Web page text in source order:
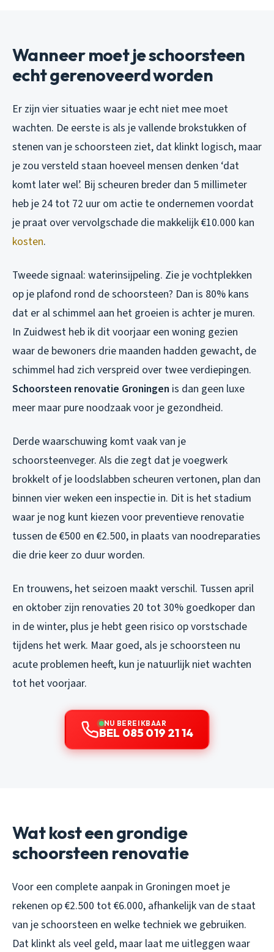
Wanneer moet je schoorsteen
echt gerenoveerd worden
Er zijn vier situaties waar je echt niet mee moet
wachten. De eerste is als je vallende brokstukken of
stenen van je schoorsteen ziet, dat klinkt logisch, maar
je zou versteld staan hoeveel mensen denken ‘dat
komt later wel’. Bij scheuren breder dan 5 millimeter
heb je 24 tot 72 uur om actie te ondernemen voordat
je praat over vervolgschade die makkelijk €10.000 kan
kosten.
Tweede signaal: waterinsijpeling. Zie je vochtplekken
op je plafond rond de schoorsteen? Dan is 80% kans
dat er al schimmel aan het groeien is achter je muren.
In Zuidwest heb ik dit voorjaar een woning gezien
waar de bewoners drie maanden hadden gewacht, de
schimmel had zich verspreid over twee verdiepingen.
Schoorsteen renovatie Groningen is dan geen luxe
meer maar pure noodzaak voor je gezondheid.
Derde waarschuwing komt vaak van je
schoorsteenveger. Als die zegt dat je voegwerk
brokkelt of je loodslabben scheuren vertonen, plan dan
binnen vier weken een inspectie in. Dit is het stadium
waar je nog kunt kiezen voor preventieve renovatie
tussen de €500 en €2.500, in plaats van noodreparaties
die drie keer zo duur worden.
En trouwens, het seizoen maakt verschil. Tussen april
en oktober zijn renovaties 20 tot 30% goedkoper dan
in de winter, plus je hebt geen risico op vorstschade
tijdens het werk. Maar goed, als je schoorsteen nu
acute problemen heeft, kun je natuurlijk niet wachten
tot het voorjaar.
NU BEREIKBAAR
BEL 085 019 21 14
Wat kost een grondige
schoorsteen renovatie
Voor een complete aanpak in Groningen moet je
rekenen op €2.500 tot €6.000, afhankelijk van de staat
van je schoorsteen en welke techniek we gebruiken.
Dat klinkt als veel geld, maar laat me uitleggen waar